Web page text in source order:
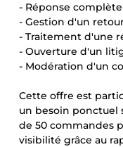
- Réponse
- Gestion d'un
- Traitement d'une
- Ouverture d'un
- Modération d'un
Cette offre est
un besoin ponctuel
de 50 commandes
visibilité grâce au